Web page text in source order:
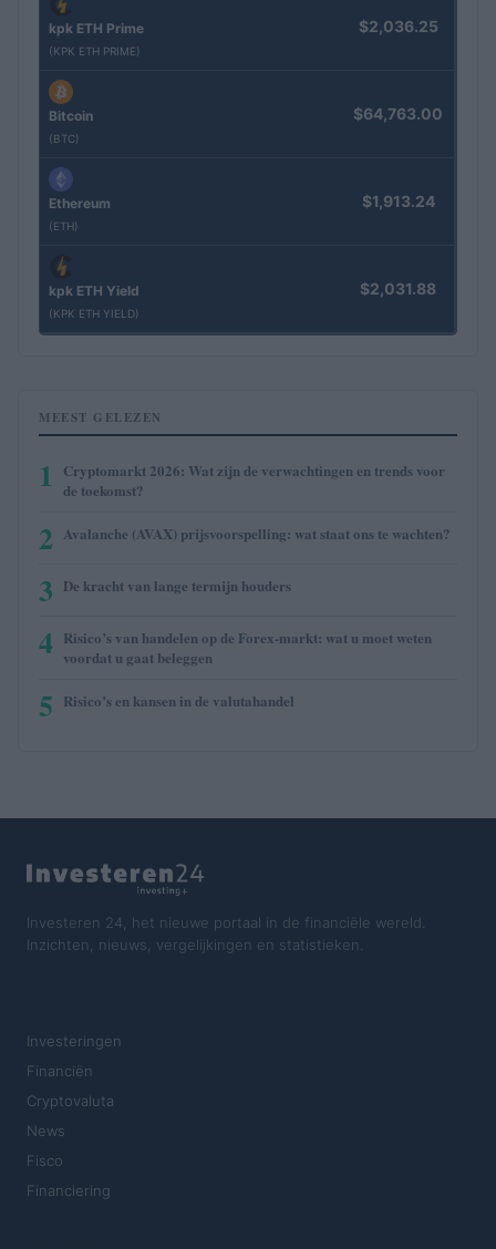
kpk ETH Prime
(KPK ETH PRIME)
$2,036.25
Bitcoin
(BTC)
$64,763.00
Ethereum
(ETH)
$1,913.24
kpk ETH Yield
(KPK ETH YIELD)
$2,031.88
MEEST GELEZEN
1
Cryptomarkt 2026: Wat zijn de verwachtingen en trends voor
de toekomst?
2 Avalanche (AVAX) prijsvoorspelling: wat staat ons te wachten?
3 De kracht van lange termijn houders
4 Risico’s van handelen op de Forex-markt: wat u moet weten
voordat u gaat beleggen
5 Risico’s en kansen in de valutahandel
Investeren 24, het nieuwe portaal in de financiële wereld.
Inzichten, nieuws, vergelijkingen en statistieken.
Investeringen
Financiën
Cryptovaluta
News
Fisco
Financiering